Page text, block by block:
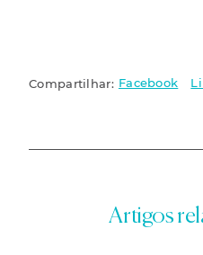
Compartilhar: Facebook
Artigos